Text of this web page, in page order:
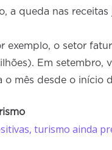
a queda nas receitas
exemplo, o setor
Em setembro,
mês desde o início
turismo ainda